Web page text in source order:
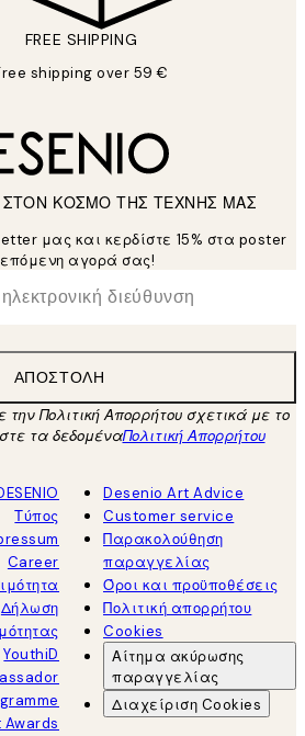
FREE SHIPPING
shipping over 59 €
ΣΤΟΝ ΚΟΣΜΟ ΤΗΣ ΤΕΧΝΗΣ ΜΑΣ
μας και κερδίστε 15% στα poster
επόμενη αγορά σας!
ΑΠΟΣΤΟΛΉ
Πολιτική Απορρήτου σχετικά με το
τα δεδομέναΠολιτική Απορρήτου
Τύπος
Career
Δήλωση
YouthiD
Awards
Desenio Art Advice
Customer service
Παρακολούθηση
παραγγελίας
Όροι και προϋποθέσεις
Πολιτική απορρήτου
Cookies
Αίτημα ακύρωσης
παραγγελίας
Διαχείριση Cookies